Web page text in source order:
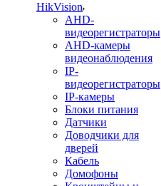
HikVision
AHD-
видеорегистраторы
AHD-камеры
видеонаблюдения
IP-
видеорегистраторы
IP-камеры
Блоки питания
Датчики
Доводчики для
дверей
Кабель
Домофоны